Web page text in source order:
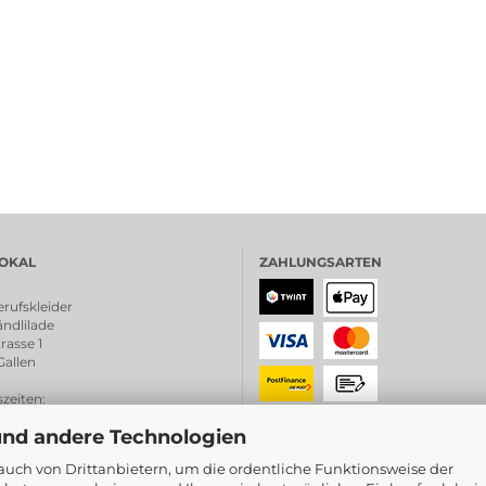
andere Technologien
von Drittanbietern, um die ordentliche Funktionsweise der
1
:
- 18.30
ZAHLUNGSARTEN